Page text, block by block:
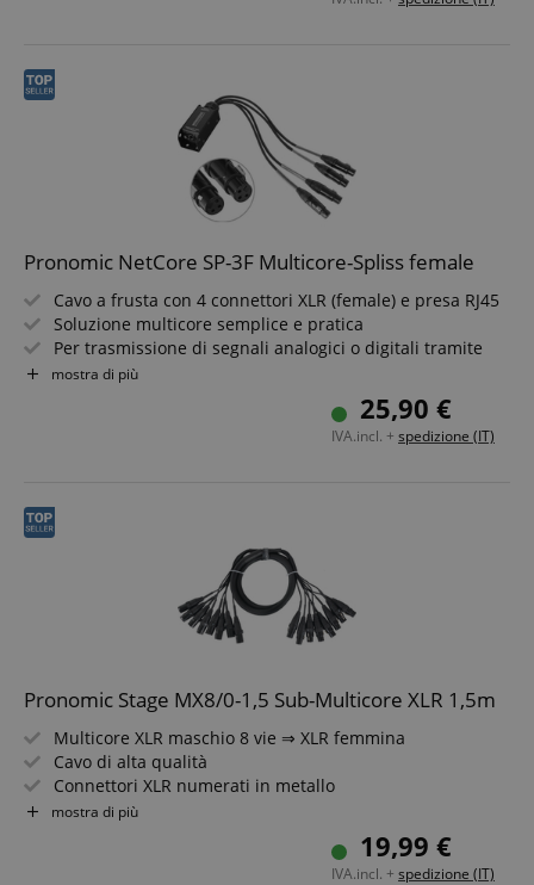
Pronomic NetCore SP-3F Multicore-Spliss female
Cavo a frusta con 4 connettori XLR (female) e presa RJ45
Soluzione multicore semplice e pratica
Per trasmissione di segnali analogici o digitali tramite
cavo di rete
Componenti di sistema combinabili a piacere
Funzionamento solo con cavi schermati a partire da Cat5
mostra di più
25,90 €
IVA.incl. + spedizione (IT)
Pronomic Stage MX8/0-1,5 Sub-Multicore XLR 1,5m
Multicore XLR maschio 8 vie ⇒ XLR femmina
Cavo di alta qualità
Connettori XLR numerati in metallo
Connettori e prese saldati a mano
Ideale per studio di registrazione e palcoscenico
mostra di più
19,99 €
IVA.incl. + spedizione (IT)